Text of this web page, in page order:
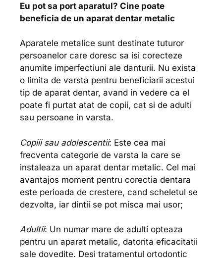
Eu pot sa port aparatul? Cine poate
beneficia de un aparat dentar metalic
Aparatele metalice sunt destinate tuturor
persoanelor care doresc sa isi corecteze
anumite imperfectiuni ale danturii. Nu exista
o limita de varsta pentru beneficiarii acestui
tip de aparat dentar, avand in vedere ca el
poate fi purtat atat de copii, cat si de adulti
sau persoane in varsta.
Copiii sau adolescentii: Este cea mai
frecventa categorie de varsta la care se
instaleaza un aparat dentar metalic. Cel mai
avantajos moment pentru corectia dentara
este perioada de crestere, cand scheletul se
dezvolta, iar dintii se pot misca mai usor;
Adultii: Un numar mare de adulti opteaza
pentru un aparat metalic, datorita eficacitatii
sale dovedite. Desi tratamentul ortodontic